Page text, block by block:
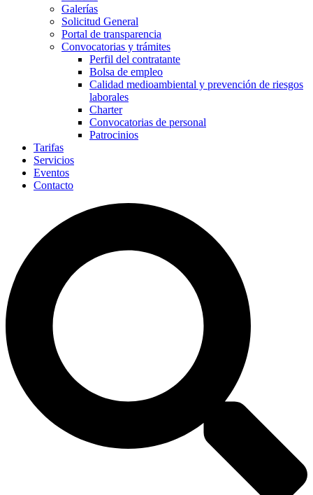
Galerías
Solicitud General
Portal de transparencia
Convocatorias y trámites
Perfil del contratante
Bolsa de empleo
Calidad medioambiental y prevención de riesgos
laborales
Charter
Convocatorias de personal
Patrocinios
Tarifas
Servicios
Eventos
Contacto